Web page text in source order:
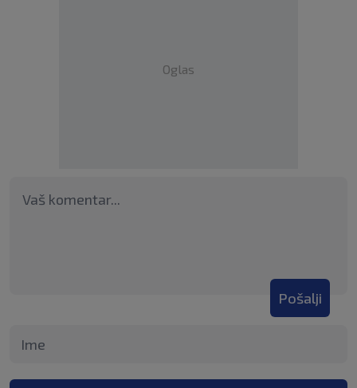
Oglas
Pošalji